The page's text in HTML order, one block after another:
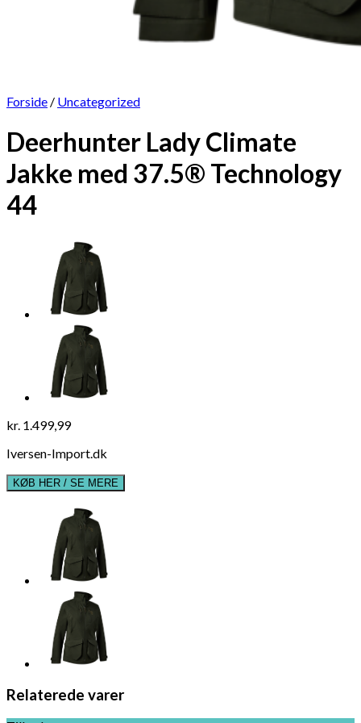
Forside / Uncategorized
Deerhunter Lady Climate
Jakke med 37.5® Technology
44
kr. 1.499,99
Iversen-Import.dk
KØB HER / SE MERE
Relaterede varer